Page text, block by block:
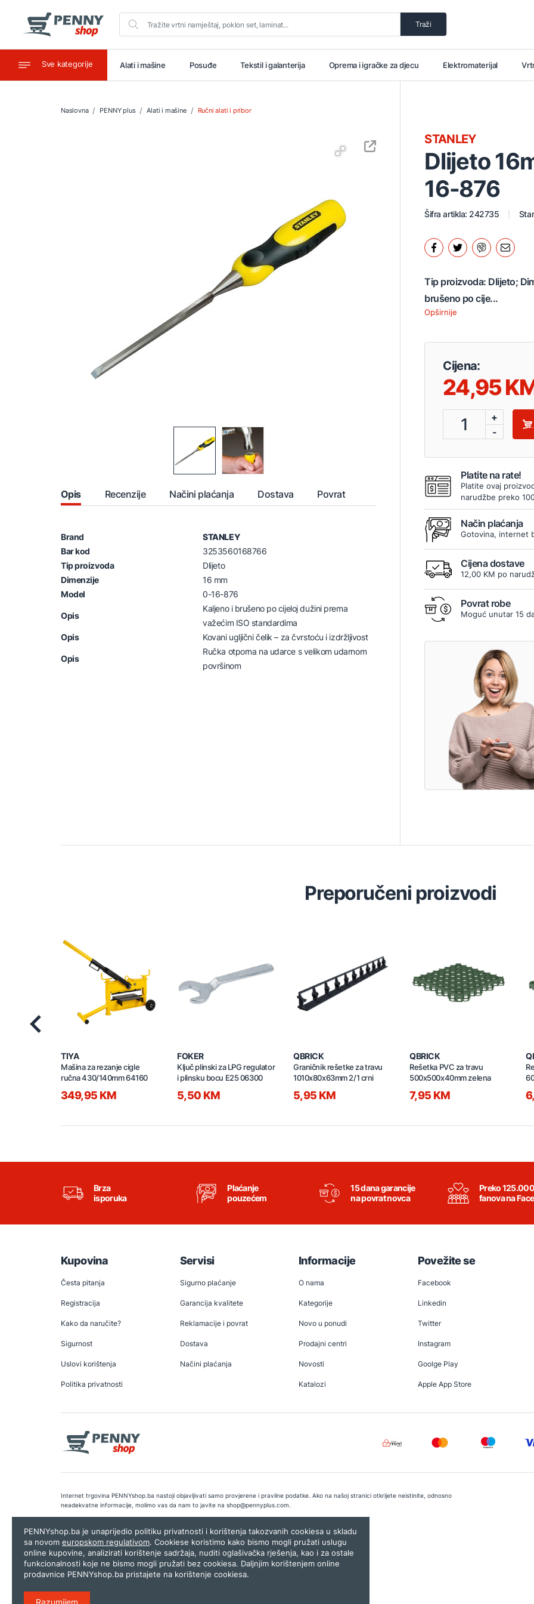
Traži
Sve kategorije
Ugostiteljstvo Alati i mašine Posuđe Tekstil i galanterija Oprema i igračke za djecu Elektromaterijal
Naslovna PENNY plus Alati i mašine Ručni alati i pribor
Opis Recenzije Načini plaćanja Dostava Povrat
Brand
STANLEY
Bar kod
3253560168766
Tip proizvoda
Dlijeto
Dimenzije
16 mm
Model
0-16-876
Opis
Kaljeno i brušeno po cijeloj dužini prema
važećim ISO standardima
Opis
Kovani ugljični čelik – za čvrstoću i izdržljivost
Opis
Ručka otporna na udarce s velikom udarnom
površinom
Dlijeto
16-876
STANLEY
Šifra artikla: 242735
Tip proizvoda: Dlijeto;
brušeno po cije...
Opširnije
Cijena:
24,95
1
+
-
Platite na rate!
Platite ovaj
narudžbe preko
Način plaćanja
Gotovina, internet
Cijena dostave
12,00 KM po
Povrat robe
Moguć unutar 15
Preporučeni proizvodi
TIYA
Mašina za rezanje cigle
ručna 430/140mm 64160
349,95 KM
FOKER
Ključ plinski za LPG regulator
i plinsku bocu E25 06300
5,50 KM
QBRICK
Graničnik rešetke za travu
1010x80x63mm 2/1 crni
5,95 KM
QBRICK
Rešetka PVC za travu
500x500x40mm zelena
7,95 KM
Brza
isporuka
Plaćanje
pouzećem
15 dana garancije
na povrat novca
Preko 125.000
fanova na
Kupovina
Česta pitanja
Registracija
Kako da naručite?
Sigurnost
Uslovi korištenja
Politika privatnosti
Servisi
Sigurno plaćanje
Garancija kvalitete
Reklamacije i povrat
Dostava
Načini plaćanja
Informacije
O nama
Kategorije
Novo u ponudi
Prodajni centri
Novosti
Katalozi
Povežite se
Facebook
Linkedin
Twitter
Instagram
Goolge Play
Apple App Store
Internet trgovina PENNYshop.ba nastoji objavljivati samo provjerene i pravilne podatke. Ako na našoj stranici otkrijete neistinite, odnosno
neadekvatne informacije, molimo vas da nam to javite na shop@pennyplus.com.
Copyright © 2026.Penny plus d.o.o. Sarajevo.Dizajn i programiranje:Lampa.ba
PENNYshop.ba je unaprijedio politiku privatnosti i korištenja takozvanih cookiesa u skladu
sa novom europskom regulativom. Cookiese koristimo kako bismo mogli pružati uslugu
online kupovine, analizirati korištenje sadržaja, nuditi oglašivačka rješenja, kao i za ostale
funkcionalnosti koje ne bismo mogli pružati bez cookiesa. Daljnjim korištenjem online
prodavnice PENNYshop.ba pristajete na korištenje cookiesa.
Razumijem